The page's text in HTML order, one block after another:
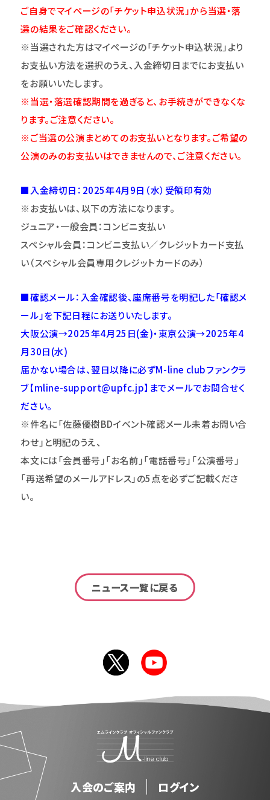
ご自身でマイページの「チケット申込状況」から当選・落
選の結果をご確認ください。
※当選された方はマイページの「チケット申込状況」より
お支払い方法を選択のうえ、入金締切日までにお支払い
をお願いいたします。
※当選・落選確認期間を過ぎると、お手続きができなくな
ります。ご注意ください。
※ご当選の公演まとめてのお支払いとなります。ご希望の
公演のみのお支払いはできませんので、ご注意ください。
■入金締切日：2025年4月9日（水）受領印有効
※お支払いは、以下の方法になります。
ジュニア・一般会員：コンビニ支払い
スペシャル会員：コンビニ支払い／クレジットカード支払
い（スペシャル会員専用クレジットカードのみ）
■確認メール：入金確認後、座席番号を明記した「確認メ
ール」を下記日程にお送りいたします。
大阪公演→2025年4月25日(金)・東京公演→2025年4
月30日(水)
届かない場合は、翌日以降に必ずM-line clubファンクラ
ブ【mline-support@upfc.jp】までメールでお問合せく
ださい。
※件名に「佐藤優樹BDイベント確認メール未着お問い合
わせ」と明記のうえ、
本文には「会員番号」「お名前」「電話番号」「公演番号」
「再送希望のメールアドレス」の5点を必ずご記載くださ
い。
ニュース一覧に戻る
入会のご案内 ログイン